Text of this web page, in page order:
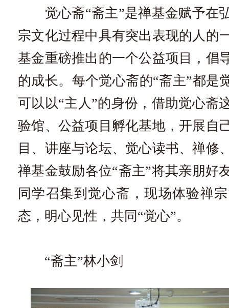
觉心斋“斋主”是禅基金赋予在
宗文化过程中具有突出表现的人的
基金重磅推出的一个公益项目，倡
的成长。每个觉心斋的“斋主”都是
可以以“主人”的身份，借助觉心斋
验馆、公益项目孵化基地，开展自
目、讲座与论坛、觉心读书、禅修
禅基金鼓励各位“斋主”将其亲朋好
同学召集到觉心斋，现场体验禅
态，明心见性，共同“觉心”。
“斋主”林小剑